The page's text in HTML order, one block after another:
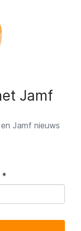
Jamf
Jamf nieuws
*